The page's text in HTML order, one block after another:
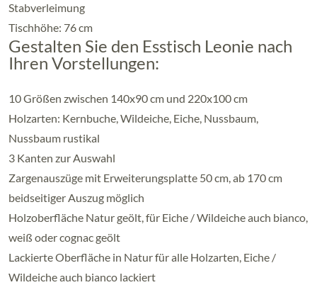
Stabverleimung
Tischhöhe: 76 cm
Gestalten Sie den Esstisch Leonie nach
Ihren Vorstellungen:
10 Größen zwischen 140x90 cm und 220x100 cm
Holzarten: Kernbuche, Wildeiche, Eiche, Nussbaum,
Nussbaum rustikal
3 Kanten zur Auswahl
Zargenauszüge mit Erweiterungsplatte 50 cm, ab 170 cm
beidseitiger Auszug möglich
Holzoberfläche Natur geölt, für Eiche / Wildeiche auch bianco,
weiß oder cognac geölt
Lackierte Oberfläche in Natur für alle Holzarten, Eiche /
Wildeiche auch bianco lackiert